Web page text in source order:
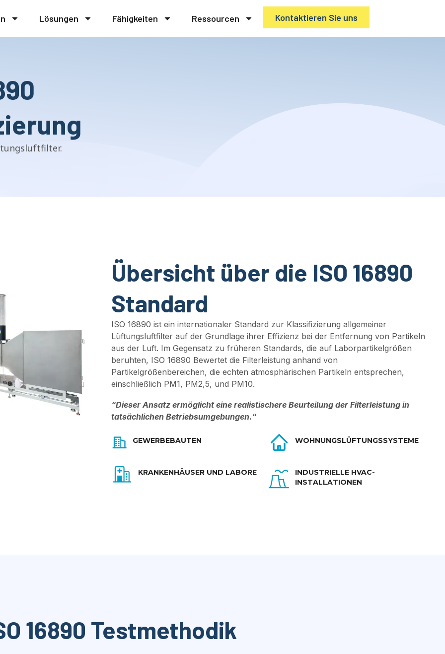
Lösungen Fähigkeiten Ressourcen Kontaktieren Sie uns
Übersicht über die ISO 16890
Standard
ISO 16890 ist ein internationaler Standard zur Klassifizierung allgemeiner
Lüftungsluftfilter auf der Grundlage ihrer Effizienz bei der Entfernung von Partikeln
aus der Luft. Im Gegensatz zu früheren Standards, die auf Laborpartikelgrößen
beruhten, ISO 16890 Bewertet die Filterleistung anhand von
Partikelgrößenbereichen, die echten atmosphärischen Partikeln entsprechen,
einschließlich PM1, PM2,5, und PM10.
“Dieser Ansatz ermöglicht eine realistischere Beurteilung der Filterleistung in
tatsächlichen Betriebsumgebungen.“
GEWERBEBAUTEN WOHNUNGSLÜFTUNGSSYSTEME
KRANKENHÄUSER UND LABORE
INDUSTRIELLE HVAC-
INSTALLATIONEN
16890 Testmethodik